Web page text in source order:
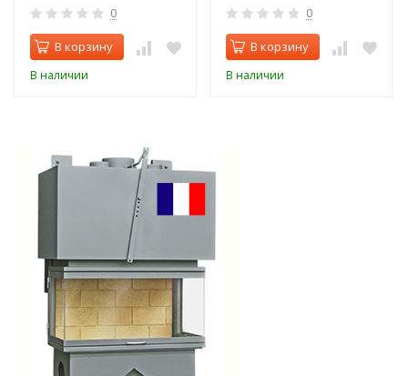
0
В корзину
В наличии
0
В корзину
В наличии